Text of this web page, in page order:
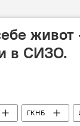
живот
в СИЗО.
ГКНБ